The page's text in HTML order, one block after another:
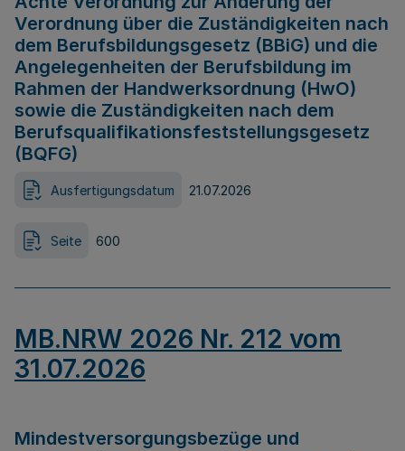
Verordnung über die Zuständigkeiten nach
dem Berufsbildungsgesetz (BBiG) und die
Angelegenheiten der Berufsbildung im
Rahmen der Handwerksordnung (HwO)
sowie die Zuständigkeiten nach dem
Berufsqualifikationsfeststellungsgesetz
(BQFG)
Ausfertigungsdatum 21.07.2026
Seite 600
MB.NRW 2026 Nr. 212 vom
31.07.2026
Mindestversorgungsbezüge und